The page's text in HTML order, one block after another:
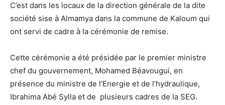
C’est dans les locaux de la direction générale de la dite
société sise à Almamya dans la commune de Kaloum qui
ont servi de cadre à la cérémonie de remise.
Cette cérémonie a été présidée par le premier ministre
chef du gouvernement, Mohamed Béavougui, en
présence du ministre de l’Energie et de l’hydraulique,
Ibrahima Abé Sylla et de plusieurs cadres de la SEG.